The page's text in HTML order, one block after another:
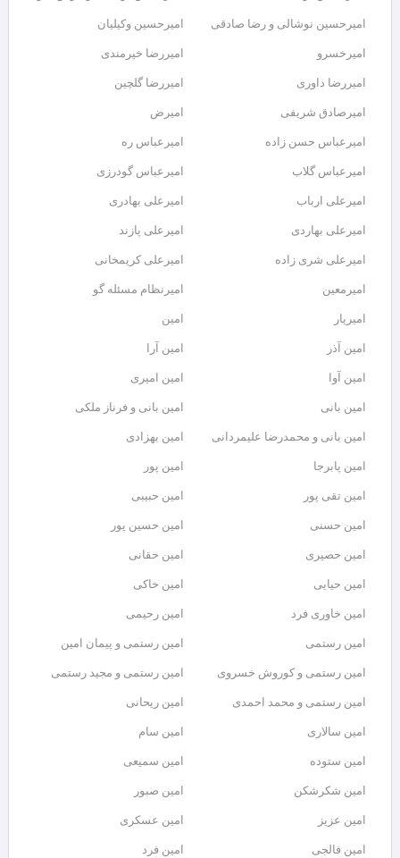
امیرحسین نوشالی و رضا صادقی امیرحسین وکیلیان
امیرخسرو امیررضا خیرمندی
امیررضا داوری امیررضا گلچین
امیرصادق شریفی امیرض
امیرعباس حسن زاده امیرعباس ره
امیرعباس گلاب امیرعباس گودرزی
امیرعلی ارباب امیرعلی بهادری
امیرعلی بهاردی امیرعلی پازند
امیرعلی شری زاده امیرعلی کریمخانی
امیرمعین امیرنظام مسئله گو
امیریار امین
امین آذر امین آرا
امین آوا امین امیری
امین بانی امین بانی و فرناز ملکی
امین بانی و محمدرضا علیمردانی امین بهزادی
امین پابرجا امین پور
امین تقی پور امین حبیبی
امین حسنی امین حسین پور
امین حصیری امین حقانی
امین حیایی امین خاکی
امین خاوری فرد امین رحیمی
امین رستمی امین رستمی و پیمان امین
امین رستمی و کوروش خسروی امین رستمی و مجید رستمی
امین رستمی و محمد احمدی امین ریحانی
امین سالاری امین سام
امین ستوده امین سمیعی
امین شکرشکن امین صبور
امین عزیز امین عسکری
امین فالجی امین فرد